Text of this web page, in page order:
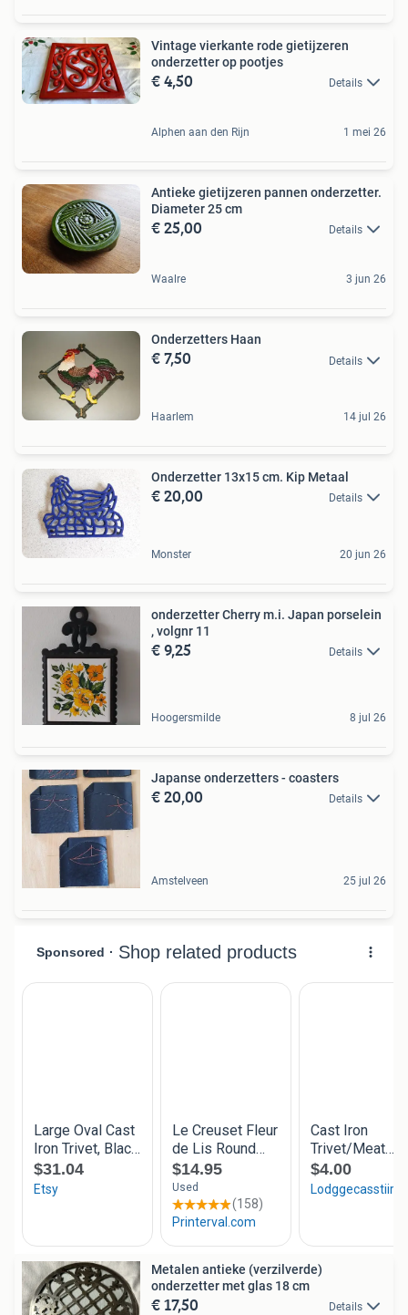
Vintage vierkante rode gietijzeren
onderzetter op pootjes
€ 4,50 Details
Alphen aan den Rijn 1 mei 26
Antieke gietijzeren pannen onderzetter.
Diameter 25 cm
€ 25,00 Details
Waalre 3 jun 26
Onderzetters Haan
€ 7,50 Details
Haarlem 14 jul 26
Onderzetter 13x15 cm. Kip Metaal
€ 20,00 Details
Monster 20 jun 26
onderzetter Cherry m.i. Japan porselein
, volgnr 11
€ 9,25 Details
Hoogersmilde 8 jul 26
Japanse onderzetters - coasters
€ 20,00 Details
Amstelveen 25 jul 26
Metalen antieke (verzilverde)
onderzetter met glas 18 cm
€ 17,50 Details